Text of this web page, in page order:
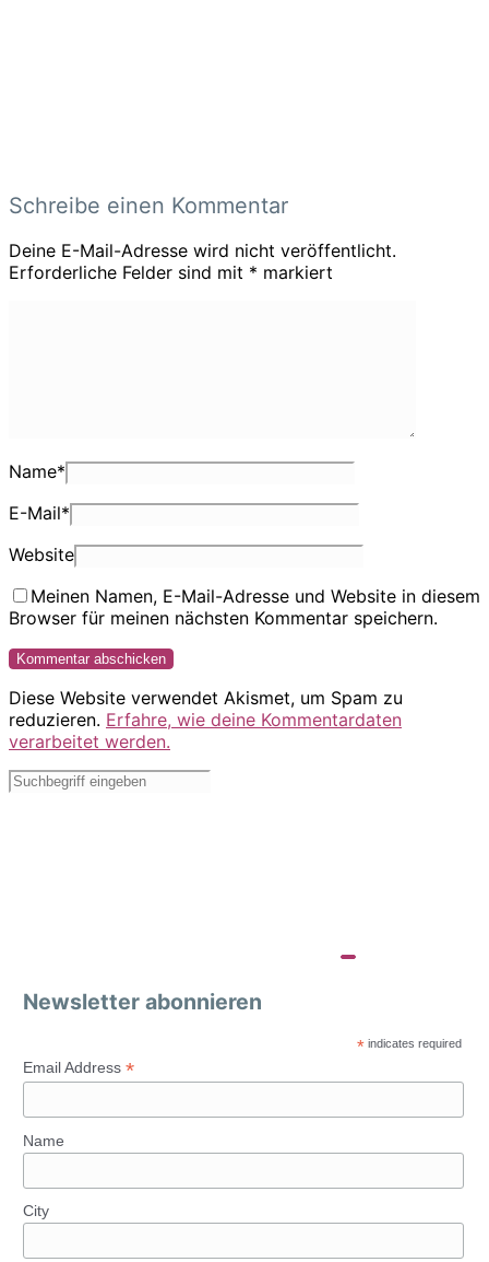
Schreibe einen Kommentar
Deine E-Mail-Adresse wird nicht veröffentlicht.
Erforderliche Felder sind mit * markiert
Name*
E-Mail*
Website
Meinen Namen, E-Mail-Adresse und Website in diesem
Browser für meinen nächsten Kommentar speichern.
Diese Website verwendet Akismet, um Spam zu
reduzieren. Erfahre, wie deine Kommentardaten
verarbeitet werden.
Newsletter abonnieren
* indicates required
Email Address *
Name
City